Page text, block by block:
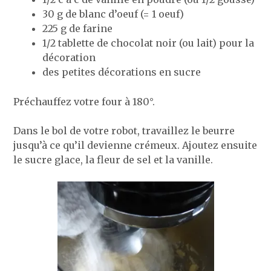
30 g de blanc d’oeuf (= 1 oeuf)
225 g de farine
1/2 tablette de chocolat noir (ou lait) pour la
décoration
des petites décorations en sucre
Préchauffez votre four à 180°.
Dans le bol de votre robot, travaillez le beurre
jusqu’à ce qu’il devienne crémeux. Ajoutez ensuite
le sucre glace, la fleur de sel et la vanille.